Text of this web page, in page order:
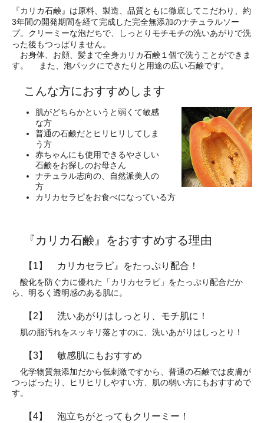
『カリカ石鹸』は原料、製造、品質ともに徹底してこだわり、約
3年間の開発期間を経て完成した完全無添加のナチュラルソー
プ。クリーミーな泡だちで、しっとりモチモチの洗いあがりで洗
った後もつっぱりません。
お身体、お顔、髪まで全身カリカ石鹸１個で洗うことができま
す。 また、泡パックにできたりと用途の広い石鹸です。
こんな方におすすめします
肌がどちらかというと弱くて敏感
な方
普通の石鹸だとヒリヒリしてしま
う方
赤ちゃんにも使用できるやさしい
石鹸をお探しのお母さん
ナチュラル志向の、自然派美人の
方
カリカセラピをお食べになっている方
『カリカ石鹸』をおすすめする理由
【1】 カリカセラピ』をたっぷり配合！
酸化を防ぐ力に優れた「カリカセラピ」をたっぷり配合だか
ら、明るく透明感のある肌に。
【2】 洗いあがりはしっとり、モチ肌に！
肌の脂汚れをスッキリ落とすのに、洗いあがりはしっとり！
【3】 敏感肌にもおすすめ
化学物質無添加だから低刺激ですから、普通の石鹸では皮膚が
つっぱったり、ヒリヒリしやすい方、肌の弱い方にもおすすめで
す。
【4】 泡立ちがとってもクリーミー！